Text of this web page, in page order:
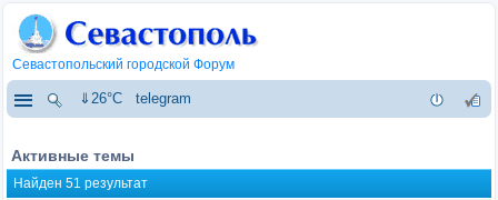
Севастопольский городской Форум
⇓26°C telegram
Активные темы
Найден 51 результат